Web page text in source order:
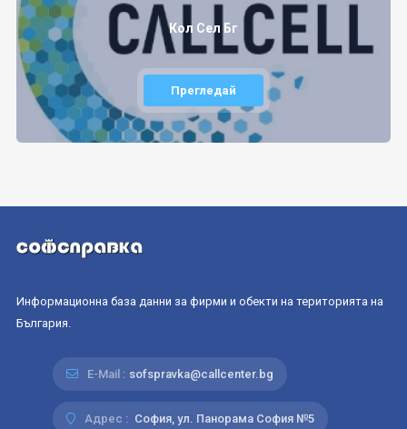
Кол Сел Бг
Прегледай
Информационна база данни за фирми и обекти на територията на
България.
E-Mail : sofspravka@callcenter.bg
Адрес : София, ул. Панорама София №5